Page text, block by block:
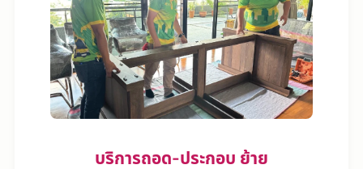
บริการถอด-ประกอบ ย้าย